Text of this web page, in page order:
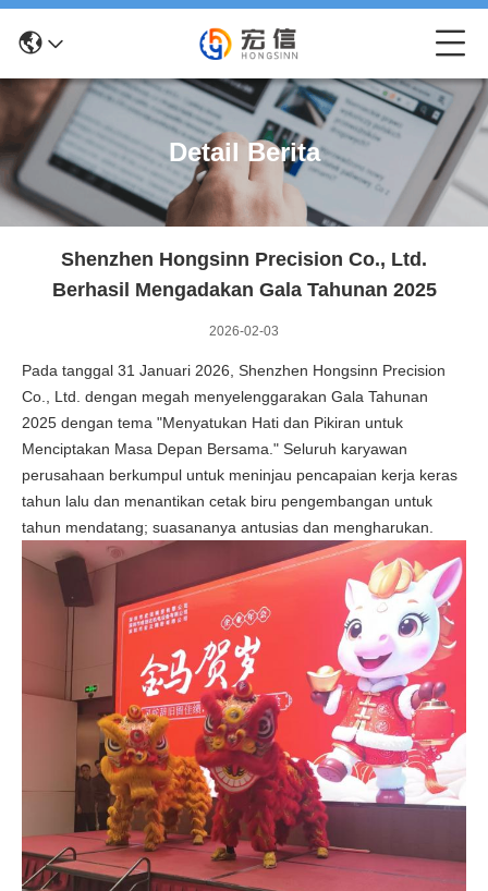
Detail Berita
Shenzhen Hongsinn Precision Co., Ltd.
Berhasil Mengadakan Gala Tahunan 2025
2026-02-03
Pada tanggal 31 Januari 2026, Shenzhen Hongsinn Precision
Co., Ltd. dengan megah menyelenggarakan Gala Tahunan
2025 dengan tema "Menyatukan Hati dan Pikiran untuk
Menciptakan Masa Depan Bersama." Seluruh karyawan
perusahaan berkumpul untuk meninjau pencapaian kerja keras
tahun lalu dan menantikan cetak biru pengembangan untuk
tahun mendatang; suasananya antusias dan mengharukan.